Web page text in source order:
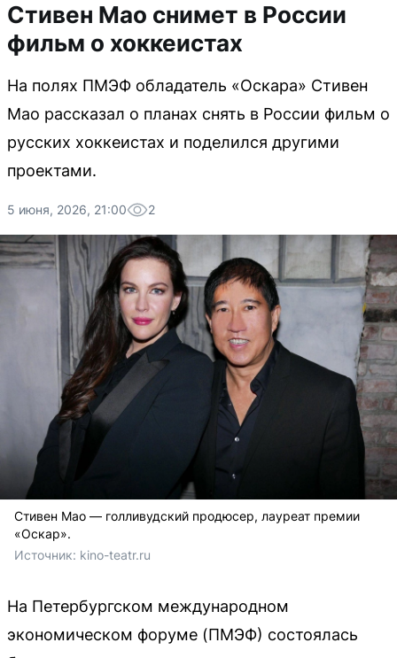
Стивен Мао снимет в России
фильм о хоккеистах
На полях ПМЭФ обладатель «Оскара» Стивен
Мао рассказал о планах снять в России фильм о
русских хоккеистах и поделился другими
проектами.
5 июня, 2026, 21:00 2
Стивен Мао — голливудский продюсер, лауреат премии
«Оскар».
Источник: kino-teatr.ru
На Петербургском международном
экономическом форуме (ПМЭФ) состоялась